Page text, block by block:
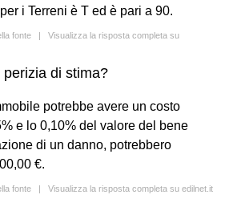
i Terreni è T ed è pari a 90.
fonte | Visualizza la risposta completa su
di stima?
potrebbe avere un costo
e lo 0,10% del valore del bene
di un danno, potrebbero
€.
fonte | Visualizza la risposta completa su edilnet.it